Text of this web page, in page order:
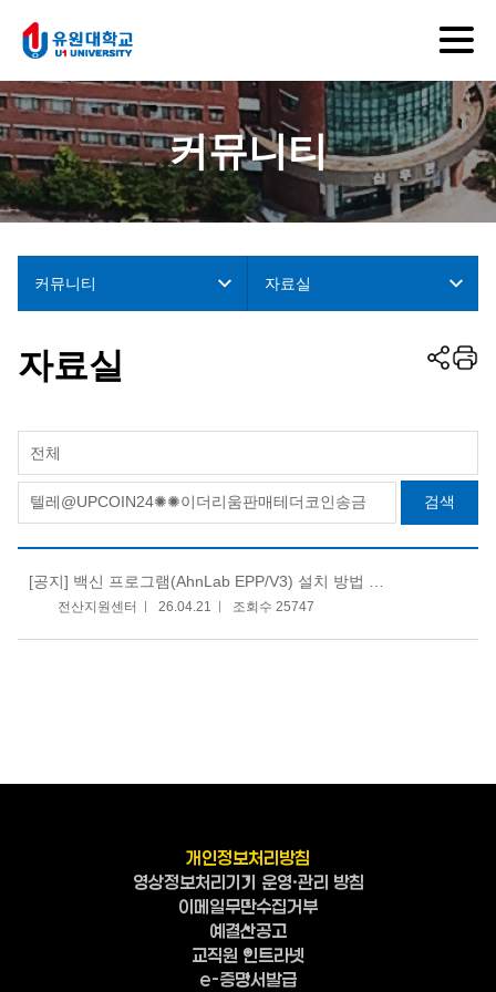
커뮤니티
커뮤니티 자료실
자료실
전체
검색
[공지] 백신 프로그램(AhnLab EPP/V3) 설치 방법 안내
전산지원센터 26.04.21 조회수 25747
개인정보처리방침
영상정보처리기기 운영·관리 방침
이메일무단수집거부
예결산공고
교직원 인트라넷
e-증명서발급